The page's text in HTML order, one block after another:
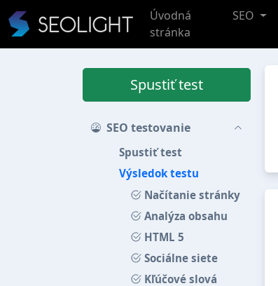
Úvodná
stránka
SEO
Spustiť test
SEO testovanie
Spustiť test
Výsledok testu
Načítanie stránky
Analýza obsahu
HTML 5
Sociálne siete
Kľúčové slová